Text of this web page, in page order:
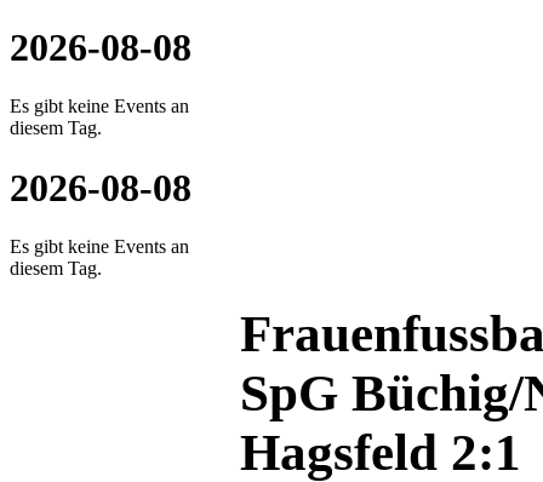
2026-08-08
Es gibt keine Events an
diesem Tag.
2026-08-08
Es gibt keine Events an
diesem Tag.
SpG Büchig/
Hagsfeld 2:1